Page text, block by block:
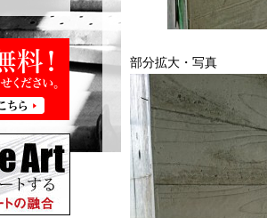
部分拡大・写真